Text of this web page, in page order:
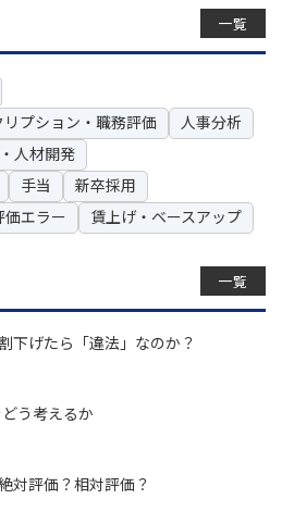
一覧
プション・職務評価
人事分析
人材開発
手当
新卒採用
エラー
賃上げ・ベースアップ
一覧
下げたら「違法」なのか？
う考えるか
対評価？相対評価？